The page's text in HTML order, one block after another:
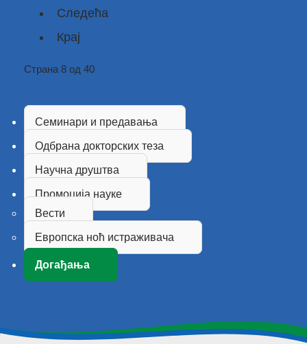
Следећа
Крај
Страна 8 од 40
Семинари и предавања
Одбрана докторских теза
Научна друштва
Промоција науке
Вести
Европска ноћ истраживача
Догађања